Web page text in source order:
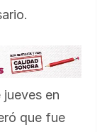
en
que fue